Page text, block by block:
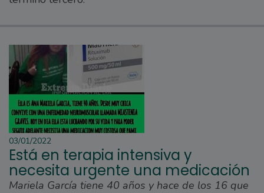
03/01/2022
Está en terapia intensiva y
necesita urgente una medicación
Mariela García tiene 40 años y hace de los 16 que